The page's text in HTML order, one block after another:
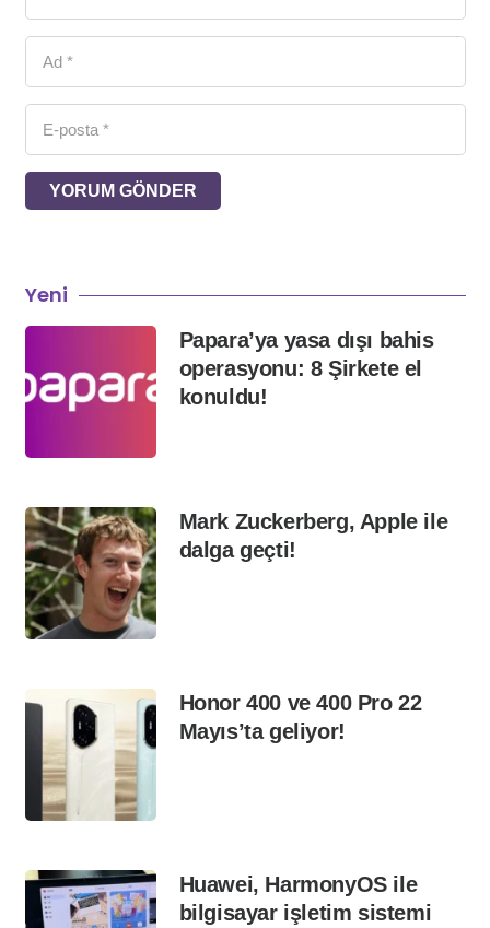
YORUM GÖNDER
Yeni
Papara’ya yasa dışı bahis
operasyonu: 8 Şirkete el
konuldu!
Mark Zuckerberg, Apple ile
dalga geçti!
Honor 400 ve 400 Pro 22
Mayıs’ta geliyor!
Huawei, HarmonyOS ile
bilgisayar işletim sistemi